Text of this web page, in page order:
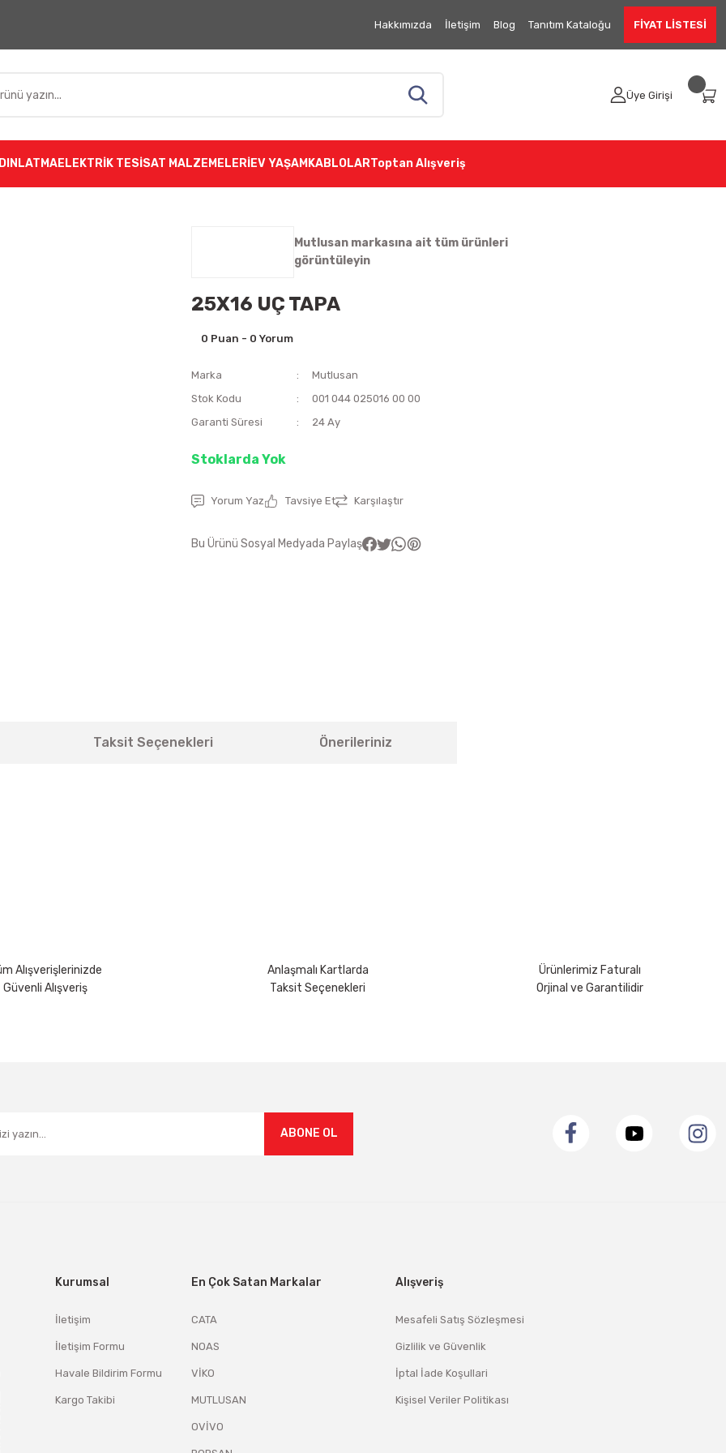
Hakkımızda İletişim Blog Tanıtım Kataloğu FİYAT LİSTESİ
Üye Girişi
ELEKTRİK TESİSAT MALZEMELERİEV YAŞAM KABLOLARToptan Alışveriş
Mutlusan markasına ait tüm ürünleri
görüntüleyin
25X16 UÇ TAPA
0 Puan - 0 Yorum
Marka
Mutlusan
Stok Kodu
001 044 025016 00 00
Garanti Süresi
24 Ay
Stoklarda Yok
Yorum Yaz Tavsiye Et Karşılaştır
Bu Ürünü Sosyal Medyada Paylaş
Taksit Seçenekleri Önerileriniz
Alışverişlerinizde
Güvenli Alışveriş
Anlaşmalı Kartlarda
Taksit Seçenekleri
Ürünlerimiz Faturalı
Orjinal ve Garantilidir
ABONE OL
Kurumsal
İletişim
İletişim Formu
Havale Bildirim Formu
Kargo Takibi
En Çok Satan Markalar
CATA
NOAS
VİKO
MUTLUSAN
OVİVO
Alışveriş
Mesafeli Satış Sözleşmesi
Gizlilik ve Güvenlik
İptal İade Koşullari
Kişisel Veriler Politikası